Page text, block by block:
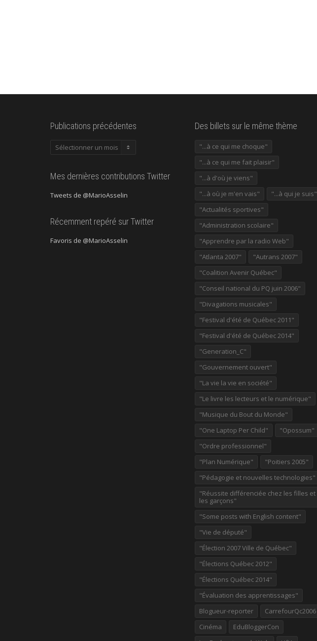
Publications précédentes
Publications
Mes dernières contributions Twitter
Tweets de @MarioAsselin
Récemment repéré sur Twitter
Favoris de @MarioAsselin
Des billets sur le même thème
"...à ce qui me choque"
"...à ce qui me fait plaisir"
"...à d'où je viens"
"...à où je m'en vais"
"...à qui je suis"
"Actualités sportives"
"Administration scolaire"
"Apprendre par la radio Web"
"Atlanta 2007"
"Autrans 2007"
"Coalition Avenir Québec"
"Conseil national du PQ juin 2006"
"Divagations musicales"
"Festival d'été de Québec 2011"
"Festival d'été de Québec 2014"
"Generation_C"
"Gouvernement ouvert"
"La vie la vie en société"
"Le livre les lecteurs et le numérique"
"Musique du Bout du Monde"
"One Laptop Per Child"
"Opossum"
"Ordre professionnel"
"Plan Numérique"
"Poitiers 2005"
"Pédagogie et nouvelles technologies"
"Réussite différenciée chez les filles et
les garçons"
"Some posts with English content"
"Vie de député"
"Élection 2007 Ville de Québec"
"Élections Québec 2012"
"Élections Québec 2014"
"Évaluation des apprentissages"
Blogueur-reporter
CarrefourQc2006
Cinéma
EduBloggerCon